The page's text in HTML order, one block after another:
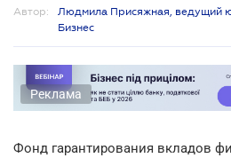
Автор:
Людмила Присяжная, ведущий
Бизнес
Реклама
Фонд гарантирования вкладов